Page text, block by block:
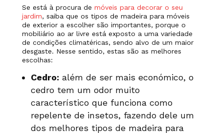
Se está à procura de móveis para decorar o seu
jardim, saiba que os tipos de madeira para móveis
de exterior a escolher são importantes, porque o
mobiliário ao ar livre está exposto a uma variedade
de condições climatéricas, sendo alvo de um maior
desgaste. Nesse sentido, estas são as melhores
escolhas:
Cedro: além de ser mais económico, o
cedro tem um odor muito
característico que funciona como
repelente de insetos, fazendo dele um
dos melhores tipos de madeira para